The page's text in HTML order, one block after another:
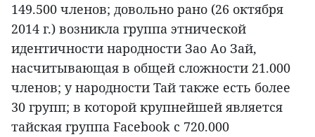
149.500 членов; довольно рано (26 октября
2014 г.) возникла группа этнической
идентичности народности Зао Ао Зай,
насчитывающая в общей сложности 21.000
членов; у народности Тай также есть более
30 групп; в которой крупнейшей является
тайская группа Facebook с 720.000